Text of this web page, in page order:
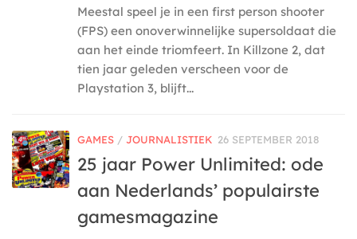
Meestal speel je in een first person shooter
(FPS) een onoverwinnelijke supersoldaat die
aan het einde triomfeert. In Killzone 2, dat
tien jaar geleden verscheen voor de
Playstation 3, blijft...
GAMES / JOURNALISTIEK 26 SEPTEMBER 2018
25 jaar Power Unlimited: ode
aan Nederlands’ populairste
gamesmagazine